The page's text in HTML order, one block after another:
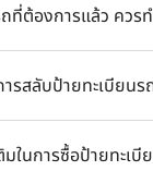
ะเบียนรถที่คุณต้อง
ที่ต้องการแล้ว ควร
จากนั้นทีมงานขอ
สลับป้ายทะเบียนร
ายทะเบียนรถ โดย
มในการซื้อป้ายทะเ